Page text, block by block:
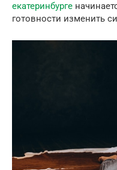
екатеринбурге
готовности изменить